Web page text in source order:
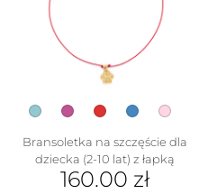
stronie
produktu
Bransoletka na szczęście dla
dziecka (2-10 lat) z łapką
160.00 zł